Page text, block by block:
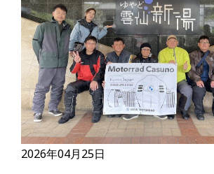
2026年04月25日